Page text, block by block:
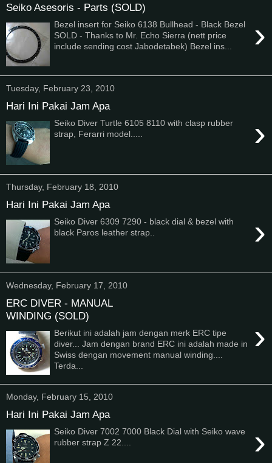
Seiko Asesoris - Parts (SOLD)
›
Bezel insert for Seiko 6138 Bullhead - Black Bezel
SOLD - Thanks to Mr. Echo Sierra (nett price
include sending cost Jabodetabek) Bezel ins...
Tuesday, February 23, 2010
Hari Ini Pakai Jam Apa
›
Seiko Diver Turtle 6105 8110 with clasp rubber
strap, Ferarri model.....
Thursday, February 18, 2010
Hari Ini Pakai Jam Apa
›
Seiko Diver 6309 7290 - black dial & bezel with
black Paros leather strap..
Wednesday, February 17, 2010
ERC DIVER - MANUAL
WINDING (SOLD)
›
Berikut ini adalah jam dengan merk ERC tipe
diver... Jam dengan brand ERC ini adalah made in
Swiss dengan movement manual winding....
Terda...
Monday, February 15, 2010
Hari Ini Pakai Jam Apa
›
Seiko Diver 7002 7000 Black Dial with Seiko wave
rubber strap Z 22....